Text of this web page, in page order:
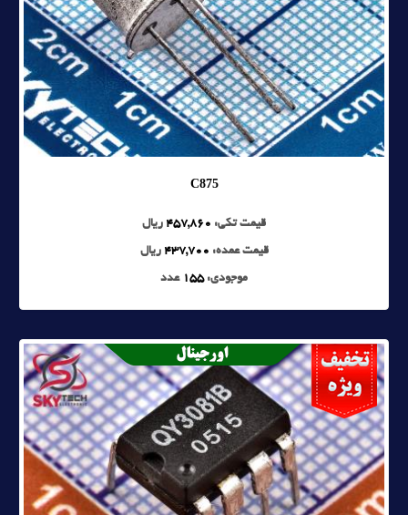
C875
قیمت تکی: 457,860 ریال
قیمت عمده: 437,700 ریال
موجودی:155 عدد